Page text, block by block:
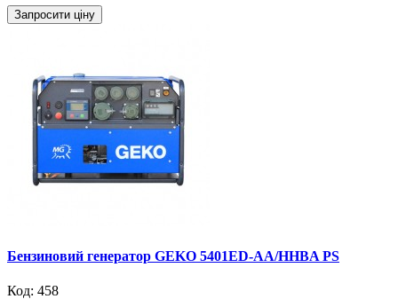
Запросити ціну
Бензиновий генератор GEKO 5401ED-AA/HHBA PS
Код: 458